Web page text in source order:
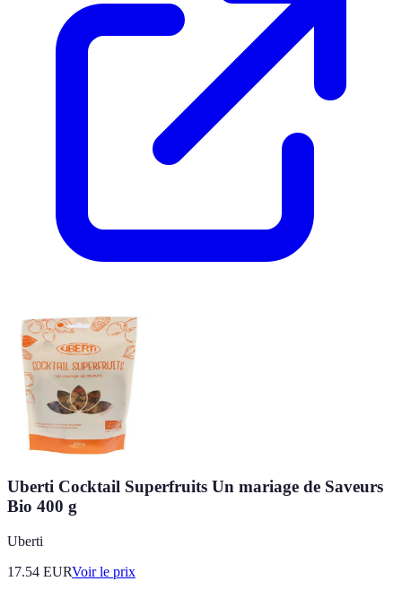
Uberti Cocktail Superfruits Un mariage de Saveurs
Bio 400 g
Uberti
17.54 EURVoir le prix